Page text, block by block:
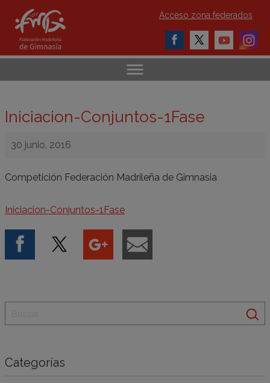
Acceso zona federados
Iniciacion-Conjuntos-1Fase
30 junio, 2016
Competición Federación Madrileña de Gimnasia
Iniciacion-Conjuntos-1Fase
Categorías